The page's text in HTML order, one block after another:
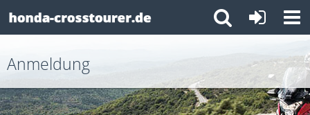
Anmeldung